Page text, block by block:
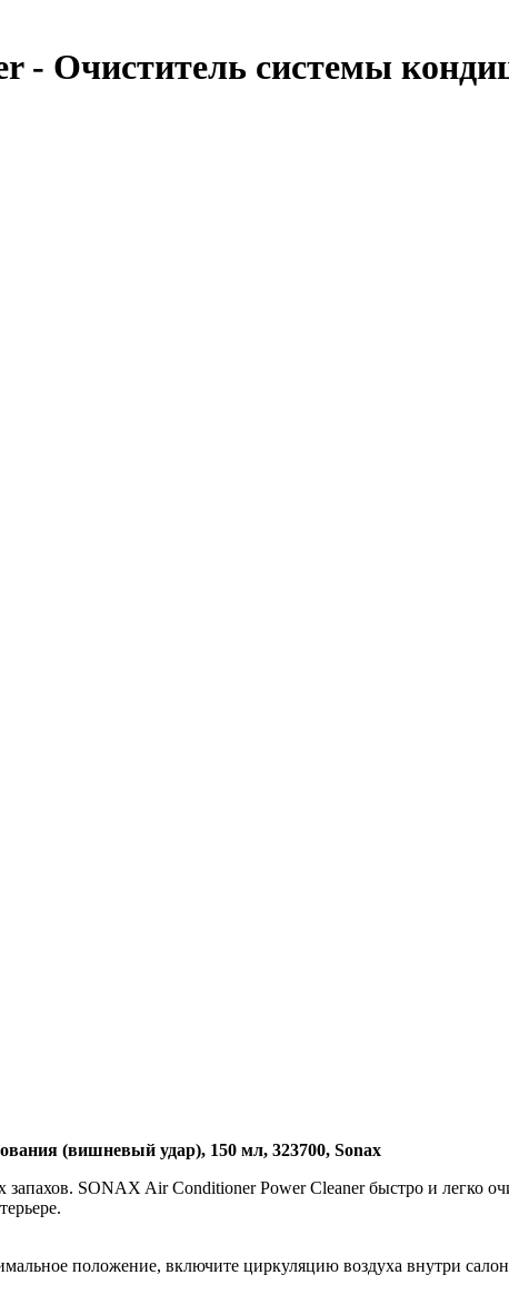
- Очиститель системы
(вишневый удар), 150 мл, 323700, Sonax
SONAX Air Conditioner Power Cleaner быстро и легко
положение, включите циркуляцию воздуха внутри